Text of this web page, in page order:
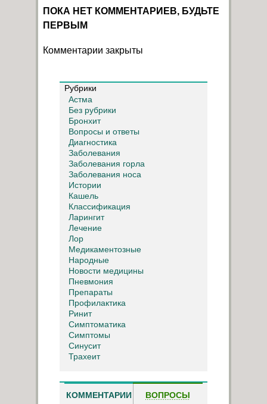
ПОКА НЕТ КОММЕНТАРИЕВ, БУДЬТЕ
ПЕРВЫМ
Комментарии закрыты
Рубрики
Астма
Без рубрики
Бронхит
Вопросы и ответы
Диагностика
Заболевания
Заболевания горла
Заболевания носа
Истории
Кашель
Классификация
Ларингит
Лечение
Лор
Медикаментозные
Народные
Новости медицины
Пневмония
Препараты
Профилактика
Ринит
Симптоматика
Симптомы
Синусит
Трахеит
КОММЕНТАРИИ ВОПРОСЫ